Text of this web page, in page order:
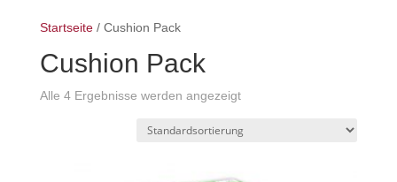
Startseite/ Cushion Pack
Cushion Pack
Alle 4 Ergebnisse werden angezeigt